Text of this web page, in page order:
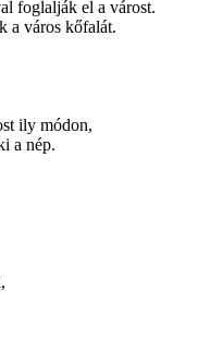
foglalják el a várost.
a város kőfalát.
ily módon,
a nép.